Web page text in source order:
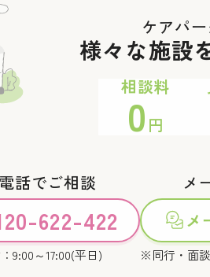
ケアパ
様々な施設
相談料
0 円
話でご相談
622-422
9:00～17:00(平日)
メ
メ
※同行・面